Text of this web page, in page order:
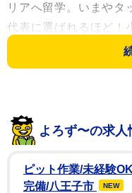
リアへ留学。いまやタ
代表に選ばれるほど！
イ経験から起業を夢見
かく語った。
倒れても立ち上がり
ペクトしているそう
で、かつて神戸製鋼で
弁！過去の平尾さんの
よろず〜の求人
ピット作業/未経験
完備/八王子市
NEW